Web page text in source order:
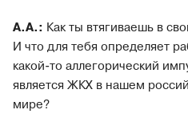
А.А.: Как ты втягиваешь в
И что для тебя определяет
какой-то аллегорический
является ЖКХ в нашем
мире?